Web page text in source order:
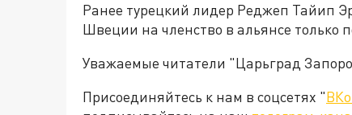
Ранее турецкий лидер Реджеп Тайип
Швеции на членство в альянсе только
Уважаемые читатели "Царьград
Присоединяйтесь к нам в соцсетях "